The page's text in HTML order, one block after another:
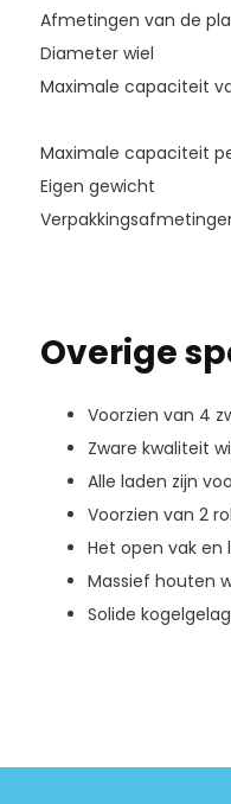
Afmetingen van de
Diameter wiel
Maximale capaciteit
Maximale capaciteit
Eigen gewicht
Overige
Voorzien van 4
Zware kwaliteit
Alle laden zijn
Voorzien van 2
Het open vak en
Massief houten
Solide